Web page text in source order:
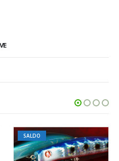
SALDO